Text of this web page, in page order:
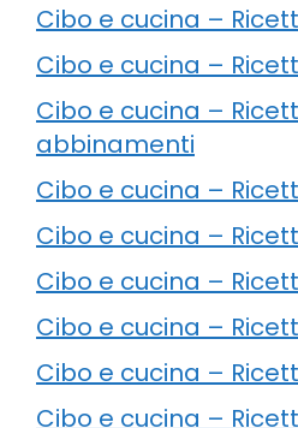
Cibo e cucina –
Cibo e cucina –
Cibo e cucina –
abbinamenti
Cibo e cucina –
Cibo e cucina –
Cibo e cucina –
Cibo e cucina –
Cibo e cucina –
Cibo e cucina –